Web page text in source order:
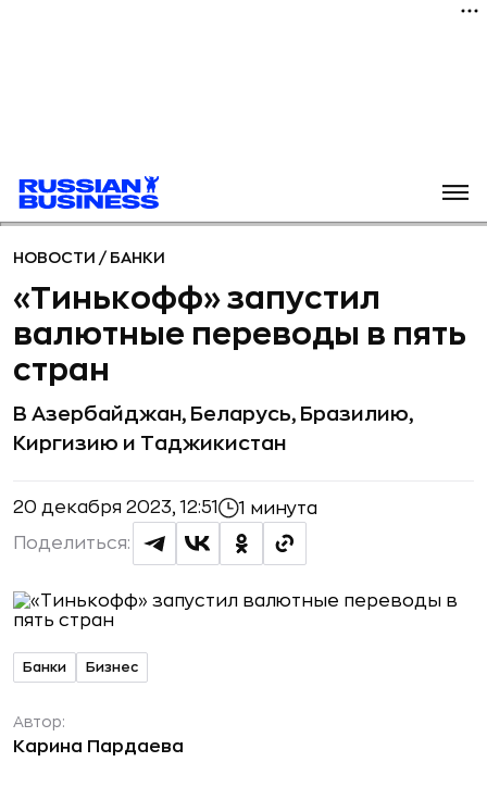
НОВОСТИ / БАНКИ
«Тинькофф» запустил
валютные переводы в пять
стран
В Азербайджан, Беларусь, Бразилию,
Киргизию и Таджикистан
20 декабря 2023, 12:51 1 минута
Поделиться:
Банки Бизнес
Автор:
Карина Пардаева